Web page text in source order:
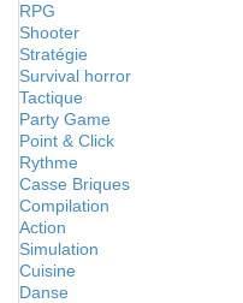
RPG
Shooter
Stratégie
Survival horror
Tactique
Party Game
Point & Click
Rythme
Casse Briques
Compilation
Action
Simulation
Cuisine
Danse